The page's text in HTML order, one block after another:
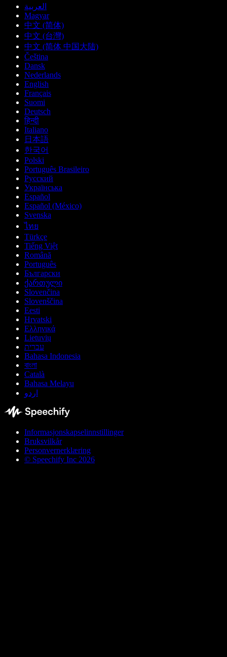
العربية
Magyar
中文 (简体)
中文 (台灣)
中文 (简体 中国大陆)
Čeština
Dansk
Nederlands
English
Français
Suomi
Deutsch
हिन्दी
Italiano
日本語
한국어
Polski
Português Brasileiro
Русский
Українська
Español
Español (México)
Svenska
ไทย
Türkçe
Tiếng Việt
Română
Português
Български
ქართული
Slovenčina
Slovenščina
Eesti
Hrvatski
Ελληνικά
Lietuvių
עברית
Bahasa Indonesia
বাংলা
Català
Bahasa Melayu
اردو
Informasjonskapselinnstillinger
Bruksvilkår
Personvernerklæring
© Speechify Inc 2026